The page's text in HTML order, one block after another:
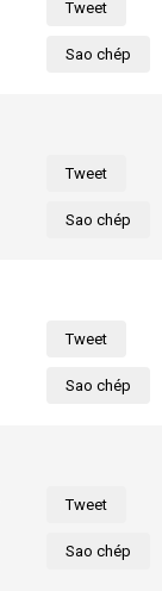
Tweet
Sao chép
Tweet
Sao chép
Tweet
Sao chép
Tweet
Sao chép